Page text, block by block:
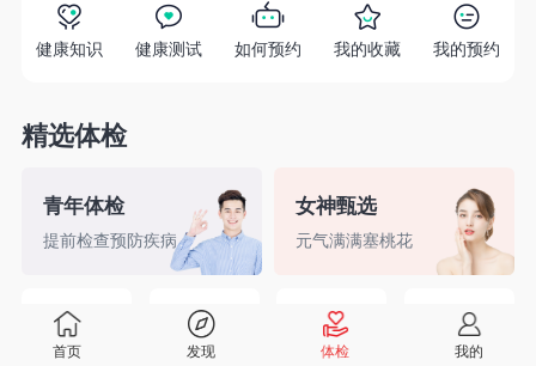
健康知识 健康测试 如何预约 我的收藏 我的预约
精选体检
青年体检
提前检查预防疾病
女神甄选
元气满满塞桃花
精英白领 备孕检查 入职体检 婚前检查
首页 发现 体检 我的